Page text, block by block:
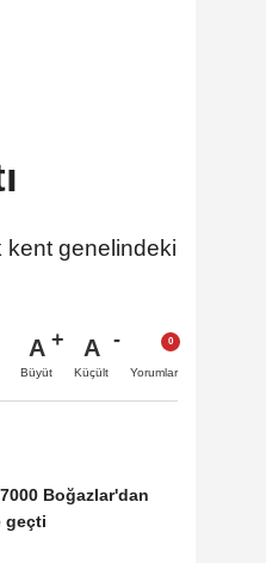
kent genelindeki
A
Büyüt
A
Küçült Yorumlar
Boğazlar'dan
geçti